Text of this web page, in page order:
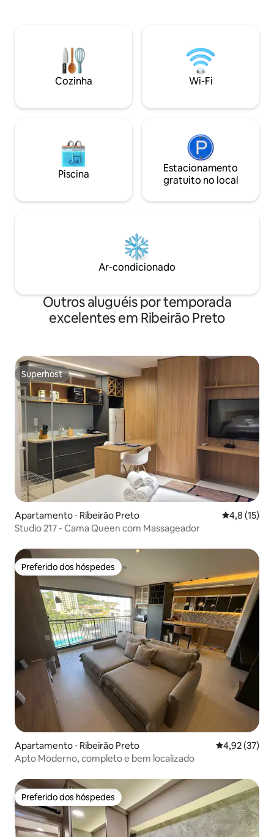
e toalhas para os hóspedes da reserva*
experiência de
melhor escolha
Ribeirão Preto!
Cozinha Wi-Fi
Piscina
Estacionamento
gratuito no local
Ar-condicionado
Outros aluguéis por temporada
excelentes em Ribeirão Preto
Superhost
Superhost
Apartamento ⋅ Ribeirão Preto 4,8 de uma
4,8 (15)
Studio 217 - Cama Queen com Massageador
Preferido dos hóspedes
Preferido dos hóspedes
Apartamento ⋅ Ribeirão Preto 4,92 de uma
4,92 (37)
Apto Moderno, completo e bem localizado
Preferido dos hóspedes
Preferido dos hóspedes